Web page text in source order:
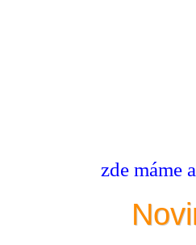
zde máme